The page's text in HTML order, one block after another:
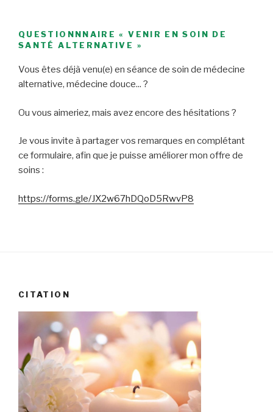
QUESTIONNNAIRE « VENIR EN SOIN DE
SANTÉ ALTERNATIVE »
Vous êtes déjà venu(e) en séance de soin de médecine
alternative, médecine douce... ?
Ou vous aimeriez, mais avez encore des hésitations ?
Je vous invite à partager vos remarques en complétant
ce formulaire, afin que je puisse améliorer mon offre de
soins :
https://forms.gle/JX2w67hDQoD5RwvP8
CITATION